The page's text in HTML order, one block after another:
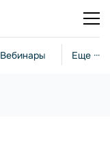
Еще ···
Вебинары Стратегии